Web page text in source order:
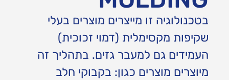
בטכנולוגיה זו מייצרים מוצרים בעלי
שקיפות מקסימלית (דמוי זכוכית)
העמידים גם למעבר גזים. בתהליך זה
מיוצרים מוצרים כגון: בקבוקי חלב